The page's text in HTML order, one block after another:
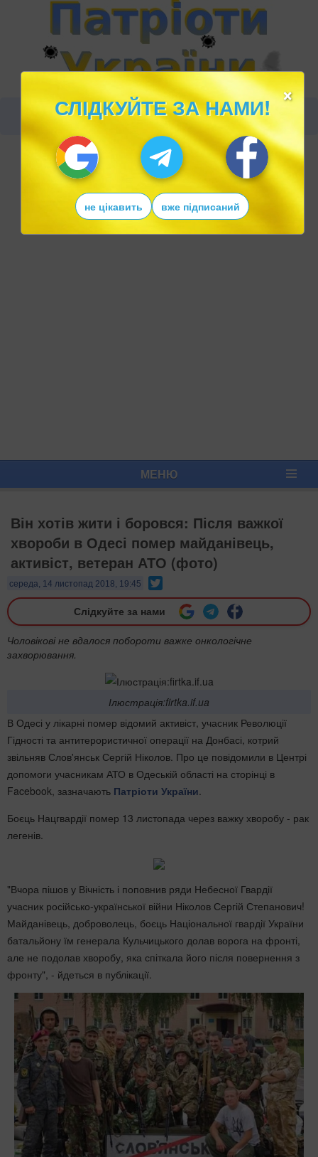
МЕНЮ
Він хотів жити і боровся: Після важкої
хвороби в Одесі помер майданівець,
активіст, ветеран АТО (фото)
середа, 14 листопад 2018, 19:45
Слідкуйте за нами
Чоловікові не вдалося побороти важке онкологічне
захворювання.
Ілюстрація:firtka.if.ua
В Одесі у лікарні помер відомий активіст, учасник Революції
Гідності та антитерористичної операції на Донбасі, котрий
звільняв Слов'янськ Сергій Ніколов. Про це повідомили в Центрі
допомоги учасникам АТО в Одеській області на сторінці в
Facebook, зазначають Патріоти України.
Боєць Нацгвардії помер 13 листопада через важку хворобу - рак
легенів.
"Вчора пішов у Вічність і поповнив ряди Небесної Гвардії
учасник російсько-української війни Ніколов Сергій Степанович!
Майданівець, доброволець, боєць Національної гвардії України
батальйону їм генерала Кульчицького долав ворога на фронті,
але не подолав хворобу, яка спіткала його після повернення з
фронту", - йдеться в публікації.
×
СЛІДКУЙТЕ ЗА НАМИ!
не цікавить вже підписаний